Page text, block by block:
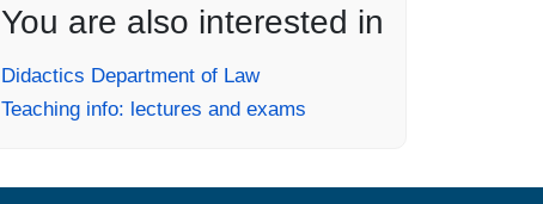
You are also interested in
Didactics Department of Law
Teaching info: lectures and exams